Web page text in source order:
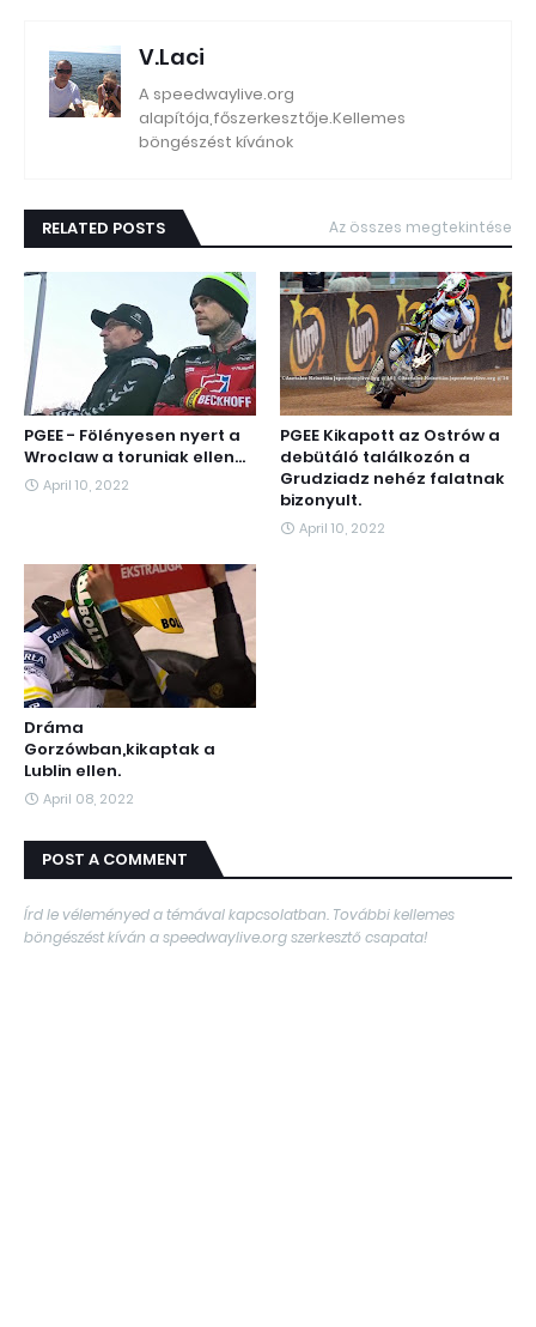
V.Laci
A speedwaylive.org
alapítója,főszerkesztője.Kellemes
böngészést kívánok
RELATED POSTS Az összes megtekintése
PGEE - Fölényesen nyert a
Wroclaw a toruniak ellen...
April 10, 2022
PGEE Kikapott az Ostrów a
debütáló találkozón a
Grudziadz nehéz falatnak
bizonyult.
April 10, 2022
Dráma
Gorzówban,kikaptak a
Lublin ellen.
April 08, 2022
POST A COMMENT
Írd le véleményed a témával kapcsolatban. További kellemes
böngészést kíván a speedwaylive.org szerkesztő csapata!